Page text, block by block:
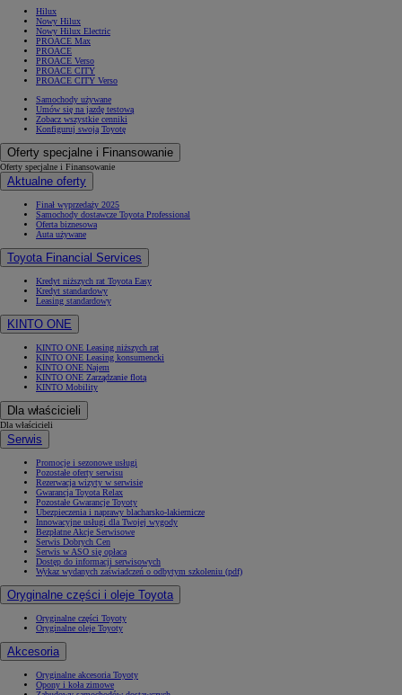
Hilux
Nowy Hilux
Nowy Hilux Electric
PROACE Max
PROACE
PROACE Verso
PROACE CITY
PROACE CITY Verso
Samochody używane
Umów się na jazdę testową
Zobacz wszystkie cenniki
Konfiguruj swoją Toyotę
Oferty specjalne i Finansowanie
Oferty specjalne i Finansowanie
Aktualne oferty
Finał wyprzedaży 2025
Samochody dostawcze Toyota Professional
Oferta biznesowa
Auta używane
Toyota Financial Services
Kredyt niższych rat Toyota Easy
Kredyt standardowy
Leasing standardowy
KINTO ONE
KINTO ONE Leasing niższych rat
KINTO ONE Leasing konsumencki
KINTO ONE Najem
KINTO ONE Zarządzanie flotą
KINTO Mobility
Dla właścicieli
Dla właścicieli
Serwis
Promocje i sezonowe usługi
Pozostałe oferty serwisu
Rezerwacja wizyty w serwisie
Gwarancja Toyota Relax
Pozostałe Gwarancje Toyoty
Ubezpieczenia i naprawy blacharsko-lakiernicze
Innowacyjne usługi dla Twojej wygody
Bezpłatne Akcje Serwisowe
Serwis Dobrych Cen
Serwis w ASO się opłaca
Dostęp do informacji serwisowych
Wykaz wydanych zaświadczeń o odbytym szkoleniu (pdf)
Oryginalne części i oleje Toyota
Oryginalne części Toyoty
Oryginalne oleje Toyoty
Akcesoria
Oryginalne akcesoria Toyoty
Opony i koła zimowe